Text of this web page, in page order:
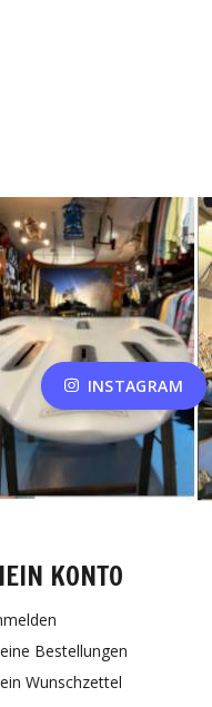
INSTAGRAM
KONTO
Bestellungen
Wunschzettel